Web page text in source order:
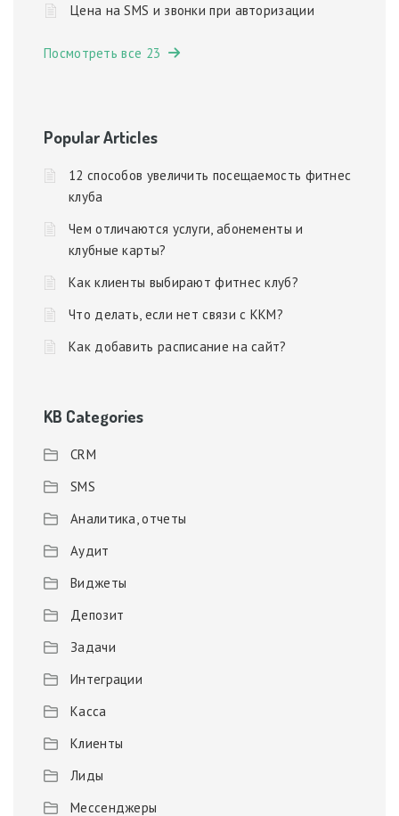
Цена на SMS и звонки при авторизации
Посмотреть все 23
Popular Articles
12 способов увеличить посещаемость фитнес
клуба
Чем отличаются услуги, абонементы и
клубные карты?
Как клиенты выбирают фитнес клуб?
Что делать, если нет связи с ККМ?
Как добавить расписание на сайт?
KB Categories
CRM
SMS
Аналитика, отчеты
Аудит
Виджеты
Депозит
Задачи
Интеграции
Касса
Клиенты
Лиды
Мессенджеры